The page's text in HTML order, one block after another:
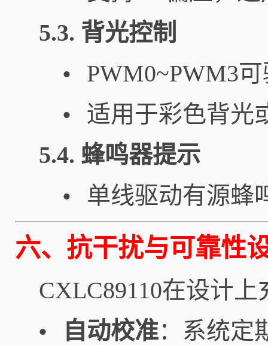
5.3. 背光控制
• PWM0~PWM3
•
适用于彩色背光
5.4. 蜂鸣器提示
• 单线驱动有源蜂
六、抗干扰与可靠性
CXLC89110在设计
• 自动校准：系统定